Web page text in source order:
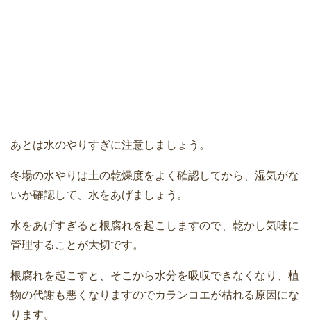
あとは水のやりすぎに注意しましょう。
冬場の水やりは土の乾燥度をよく確認してから、湿気がな
いか確認して、水をあげましょう。
水をあげすぎると根腐れを起こしますので、乾かし気味に
管理することが大切です。
根腐れを起こすと、そこから水分を吸収できなくなり、植
物の代謝も悪くなりますのでカランコエが枯れる原因にな
ります。